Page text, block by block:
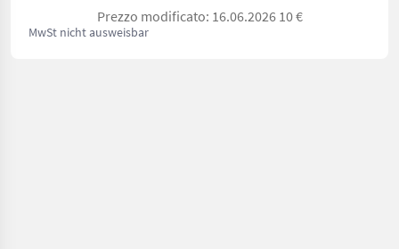
Prezzo modificato: 16.06.2026 10 €
MwSt nicht ausweisbar